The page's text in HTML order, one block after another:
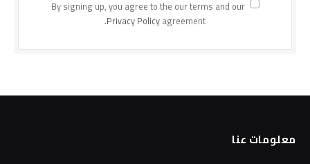
By signing up, you agree to the our terms and our
Privacy Policyagreement.
معلومات عنا